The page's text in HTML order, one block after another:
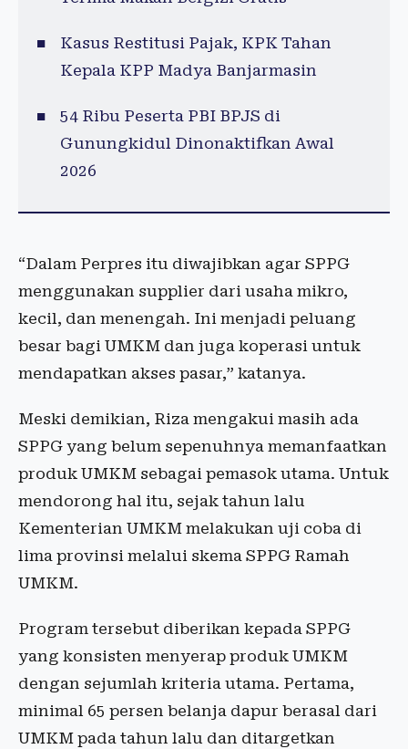
Kasus Restitusi Pajak, KPK Tahan
Kepala KPP Madya Banjarmasin
54 Ribu Peserta PBI BPJS di
Gunungkidul Dinonaktifkan Awal
2026
“Dalam Perpres itu diwajibkan agar SPPG
menggunakan supplier dari usaha mikro,
kecil, dan menengah. Ini menjadi peluang
besar bagi UMKM dan juga koperasi untuk
mendapatkan akses pasar,” katanya.
Meski demikian, Riza mengakui masih ada
SPPG yang belum sepenuhnya memanfaatkan
produk UMKM sebagai pemasok utama. Untuk
mendorong hal itu, sejak tahun lalu
Kementerian UMKM melakukan uji coba di
lima provinsi melalui skema SPPG Ramah
UMKM.
Program tersebut diberikan kepada SPPG
yang konsisten menyerap produk UMKM
dengan sejumlah kriteria utama. Pertama,
minimal 65 persen belanja dapur berasal dari
UMKM pada tahun lalu dan ditargetkan